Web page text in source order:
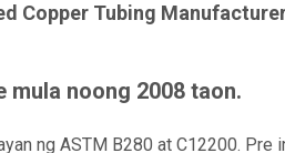
Copper Tubing
mula noong 2008 taon.
ng ASTM B280 at C12200.